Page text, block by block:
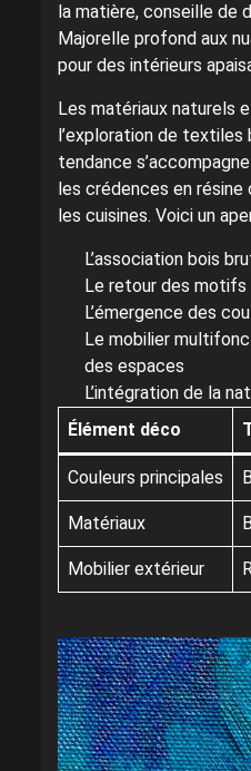
la matière, conseille
Majorelle profond aux
pour des intérieurs
Les matériaux naturels
l’exploration de textiles
tendance
les crédences en
les cuisines. Voici un
L’association bois
Le retour des motifs
L’émergence des
Le mobilier
des espaces
L’intégration de la
Élément déco
Couleurs principales
Matériaux
Mobilier extérieur